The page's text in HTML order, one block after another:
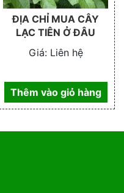
ĐỊA CHỈ MUA CÂY
LẠC TIÊN Ở ĐÂU
Giá:Liên hệ
Thêm vào giỏ hàng